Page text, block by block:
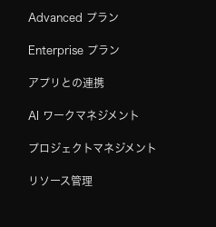
Advanced プラン
Enterprise プラン
アプリとの連携
AI ワークマネジメント
プロジェクトマネジメント
リソース管理